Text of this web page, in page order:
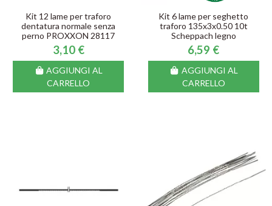
Kit 12 lame per traforo
dentatura normale senza
perno PROXXON 28117
3,10 €
AGGIUNGI AL
CARRELLO
Kit 6 lame per seghetto
traforo 135x3x0.50 10t
Scheppach legno
6,59 €
AGGIUNGI AL
CARRELLO